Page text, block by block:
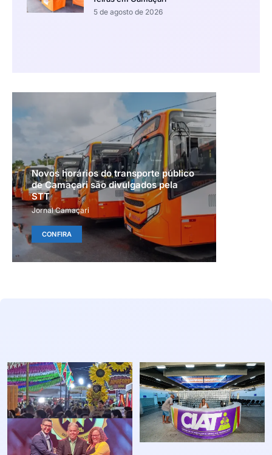
5 de agosto de 2026
Novos horários do transporte público
de Camaçari são divulgados pela
STT
Jornal Camaçari
CONFIRA